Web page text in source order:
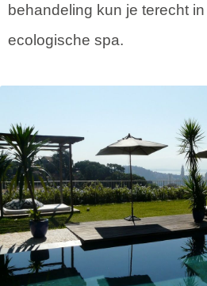
behandeling kun je terecht in
ecologische spa.